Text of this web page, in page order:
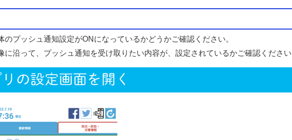
のプッシュ通知設定がONになっているかどうかご確認ください。
に沿って、プッシュ通知を受け取りたい内容が、設定されているかご確認ください